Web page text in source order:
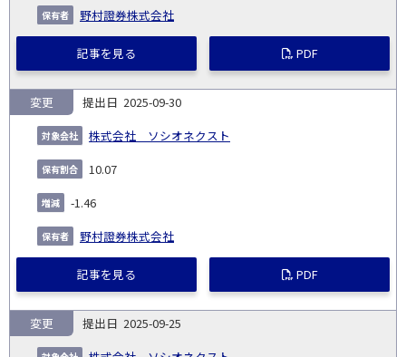
野村證券株式会社
記事を見る PDF
2025-09-30
株式会社 ソシオネクスト
変更
10.07
-1.46
野村證券株式会社
記事を見る PDF
2025-09-25
変更